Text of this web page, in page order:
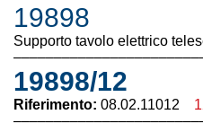
19898
Supporto tavolo elettrico
19898/12
Riferimento: 08.02.11012